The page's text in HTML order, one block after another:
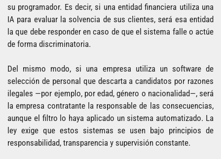
su programador. Es decir, si una entidad financiera utiliza una
IA para evaluar la solvencia de sus clientes, será esa entidad
la que debe responder en caso de que el sistema falle o actúe
de forma discriminatoria.
Del mismo modo, si una empresa utiliza un software de
selección de personal que descarta a candidatos por razones
ilegales —por ejemplo, por edad, género o nacionalidad—, será
la empresa contratante la responsable de las consecuencias,
aunque el filtro lo haya aplicado un sistema automatizado. La
ley exige que estos sistemas se usen bajo principios de
responsabilidad, transparencia y supervisión constante.